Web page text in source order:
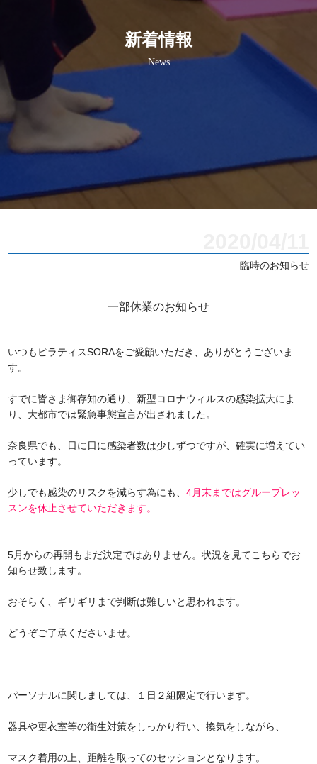
新着情報
News
臨時のお知らせ
一部休業のお知らせ
いつもピラティスSORAをご愛顧いただき、ありがとうございま
す。
すでに皆さま御存知の通り、新型コロナウィルスの感染拡大によ
り、大都市では緊急事態宣言が出されました。
奈良県でも、日に日に感染者数は少しずつですが、確実に増えてい
っています。
少しでも感染のリスクを減らす為にも、4月末まではグループレッ
スンを休止させていただきます。
5月からの再開もまだ決定ではありません。状況を見てこちらでお
知らせ致します。
おそらく、ギリギリまで判断は難しいと思われます。
どうぞご了承くださいませ。
パーソナルに関しましては、１日２組限定で行います。
器具や更衣室等の衛生対策をしっかり行い、換気をしながら、
マスク着用の上、距離を取ってのセッションとなります。